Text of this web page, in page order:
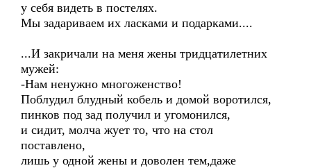
у себя видеть в постелях.
Мы задариваем их ласками и подарками....
...И закричали на меня жены тридцатилетних
мужей:
-Нам ненужно многоженство!
Поблудил блудный кобель и домой воротился,
пинков под зад получил и угомонился,
и сидит, молча жует то, что на стол
поставлено,
лишь у одной жены и доволен тем,даже